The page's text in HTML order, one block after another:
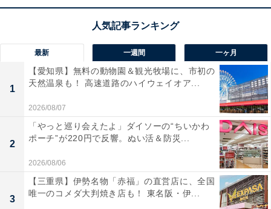
最大30Wの大出力を実現
質と、豊かな低音が部屋を包み込みます。
Bluetoothと
有線の両方に対応し、スマホやレコードプレーヤーと手
軽に繋げられるのが嬉しいですね！
さらに2台同時接続できる マルチポイントにも対応。洗
練されたホワイトモデルが空間に美しく調和し、毎日の
オーディオテクニカのスピーカー「AT-SP3X WH」の
口コミは？
最新 一週間 一ヶ月
1
【愛知県】無料の動物園＆観光牧場に、市初の
天然温泉も！ 高速道路のハイウェイオア...
2026/08/07
2
「やっと巡り会えたよ」ダイソーの“ちいかわ
ポーチ”が220円で反響。ぬい活＆防災...
2026/08/06
3
【三重県】伊勢名物「赤福」の直営店に、全国
唯一のコメダ大判焼き店も！ 東名阪・伊...